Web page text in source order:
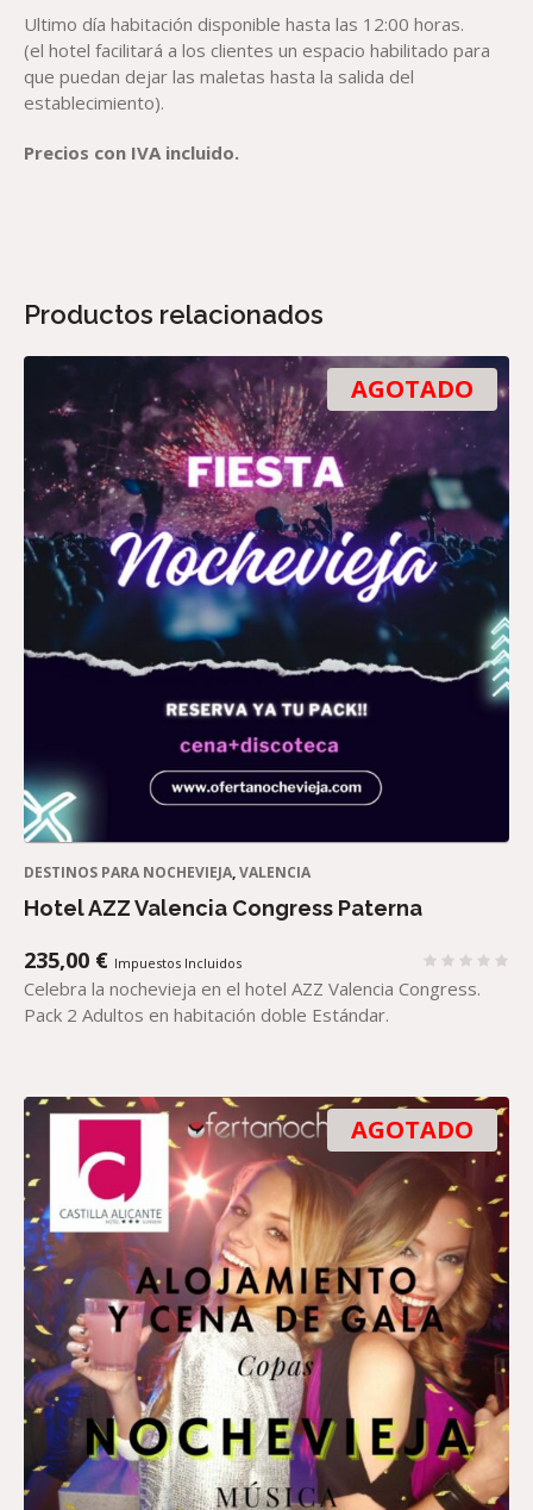
Ultimo día habitación disponible hasta las 12:00 horas.
(el hotel facilitará a los clientes un espacio habilitado para
que puedan dejar las maletas hasta la salida del
establecimiento).
Precios con IVA incluido.
Productos relacionados
AGOTADO
DESTINOS PARA NOCHEVIEJA,VALENCIA
Hotel AZZ Valencia Congress Paterna
235,00 € Impuestos Incluidos
Celebra la nochevieja en el hotel AZZ Valencia Congress.
Pack 2 Adultos en habitación doble Estándar.
AGOTADO